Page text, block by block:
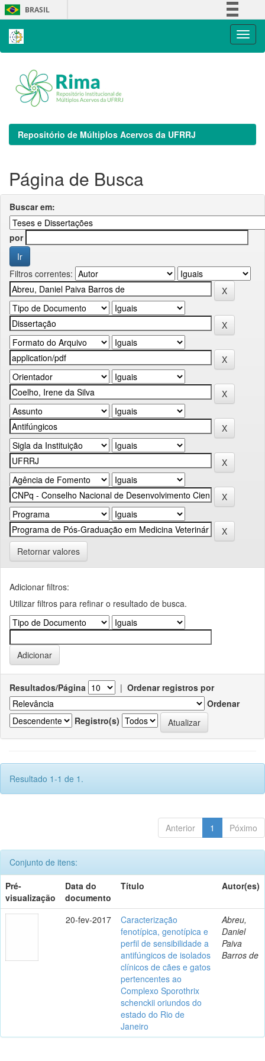
Skip
navigation
BRASIL
Repositório de Múltiplos Acervos da UFRRJ
Página de Busca
Buscar em:
por
Filtros correntes:
Retornar valores
Adicionar filtros:
Utilizar filtros para refinar o resultado de busca.
Resultados/Página | Ordenar registros por
Ordenar
Registro(s)
Resultado 1-1 de 1.
Anterior 1 Póximo
Conjunto de itens:
Pré-
visualização
Data do
documento
Título Autor(es)
20-fev-2017
Caracterização
fenotípica, genotípica e
perfil de sensibilidade a
antifúngicos de isolados
clínicos de cães e gatos
pertencentes ao
Complexo Sporothrix
schenckii oriundos do
estado do Rio de
Janeiro
Abreu,
Daniel
Paiva
Barros de